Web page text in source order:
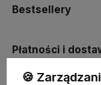
Bestsellery
Płatności i
🍪